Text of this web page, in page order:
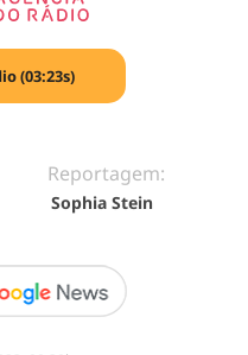
(03:23s)
Reportagem:
Sophia Stein